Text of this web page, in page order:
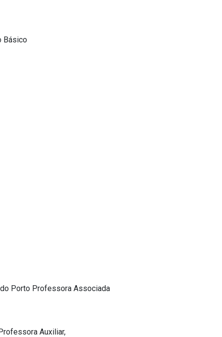
Básico
Porto Professora Associada
Auxiliar,